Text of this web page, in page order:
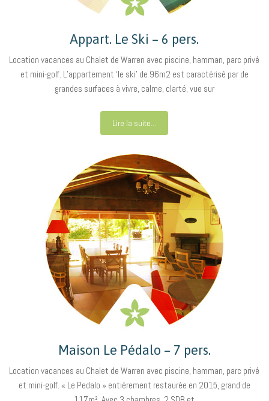
Appart. Le Ski – 6 pers.
Location vacances au Chalet de Warren avec piscine, hamman, parc privé
et mini-golf. L’appartement ‘le ski’ de 96m2 est caractérisé par de
grandes surfaces à vivre, calme, clarté, vue sur
Lire la suite...
Maison Le Pédalo – 7 pers.
Location vacances au Chalet de Warren avec piscine, hamman, parc privé
et mini-golf. « Le Pedalo » entièrement restaurée en 2015, grand de